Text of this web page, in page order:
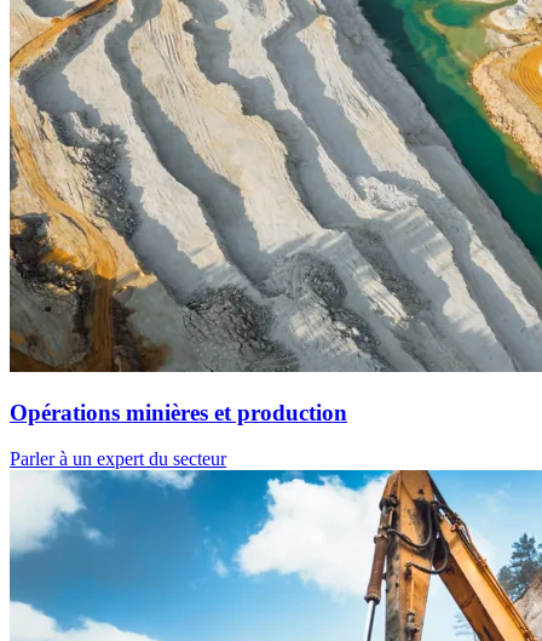
Opérations minières et production
Parler à un expert du secteur